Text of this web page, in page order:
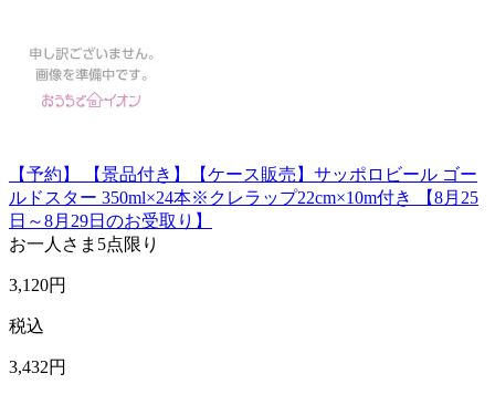
【予約】 【景品付き】【ケース販売】サッポロビール ゴー
ルドスター 350ml×24本※クレラップ22cm×10m付き 【8月25
日～8月29日のお受取り】
お一人さま 5点限り
3,120円
税込
3,432円